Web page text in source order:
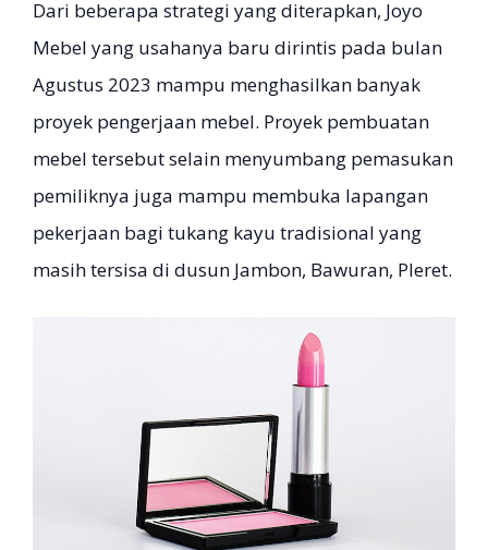
Dari beberapa strategi yang diterapkan, Joyo
Mebel yang usahanya baru dirintis pada bulan
Agustus 2023 mampu menghasilkan banyak
proyek pengerjaan mebel. Proyek pembuatan
mebel tersebut selain menyumbang pemasukan
pemiliknya juga mampu membuka lapangan
pekerjaan bagi tukang kayu tradisional yang
masih tersisa di dusun Jambon, Bawuran, Pleret.